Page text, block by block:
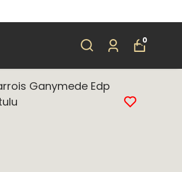
0
Ganymede Edp